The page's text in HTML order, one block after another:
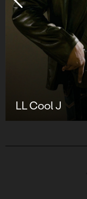
LL Cool J